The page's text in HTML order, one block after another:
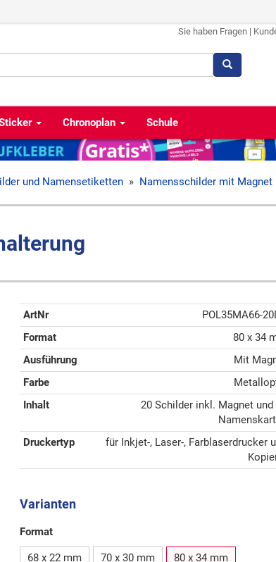
Sie haben Fragen |
Chronoplan Schule
und Namensetiketten » Namensschilder mit Magnet
ArtNr
POL35MA66-
Format
80 x 34
Ausführung
Mit
Farbe
Inhalt
20 Schilder inkl. Magnet und
Druckertyp
für Inkjet-, Laser-, Farblaserdrucker
Varianten
Format
68 x 22 mm 70 x 30 mm 80 x 34 mm